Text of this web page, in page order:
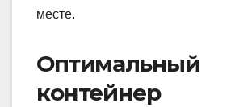
месте.
Оптимальный
контейнер